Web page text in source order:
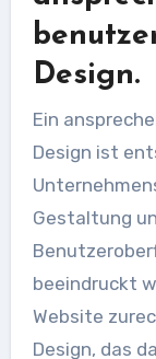
Design.
Ein
Design ist
Gestaltung
beeindruckt
Website
Design, das